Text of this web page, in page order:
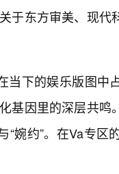
于东方审美、现
当下的娱乐版图
基因里的深层共
“婉约”。在Va专